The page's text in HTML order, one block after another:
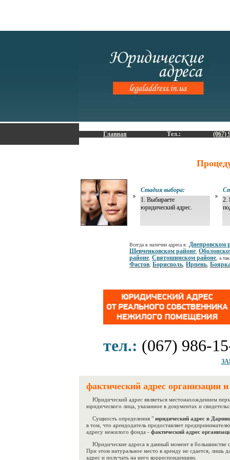
Главная Тел.: (067)
Стадия выбора:
1. Выбираете
юридический адрес.
2.
Всегда в наличии адреса в: Днепровском
Шевченковском районе
районе Святошинском районе , а
Фастов Борисполь Ирпень
тел.: (067) 986-
фактический адрес организации
Юридический адрес являеться местонахождением
юридического лица, указанное в документах и
Сущность определения " юридический адрес в
в том, что арендодатель предоставляет
адресу нежилого фонда - фактический адрес
Юридические адреса в данный момент в большинстве
При этом натуральное место в аренду не сдается, лишь
адрес и получать на него корреспонденцию.